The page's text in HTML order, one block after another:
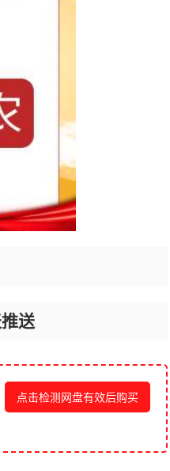
送
点击检测网盘有效后购买